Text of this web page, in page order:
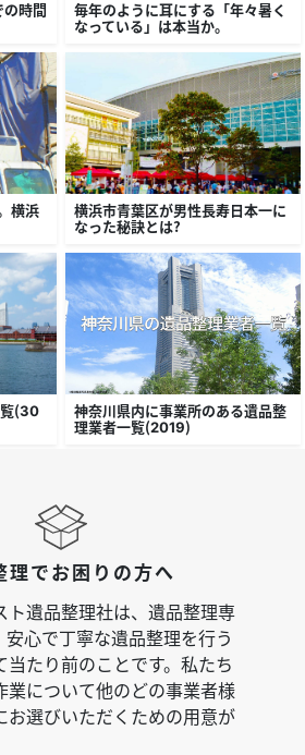
の時間
毎年のように耳にする「年々暑く
なっている」は本当か。
横浜
横浜市青葉区が男性長寿日本一に
なった秘訣とは？
（30
神奈川県内に事業所のある遺品整
理業者一覧（2019）
理でお困りの方へ
ト遺品整理社は、遺品整理専
安心で丁寧な遺品整理を行う
当たり前のことです。私たち
業について他のどの事業者様
お選びいただくための用意が